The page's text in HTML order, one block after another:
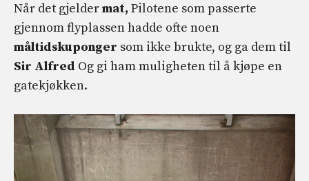
Når det gjeldermat, Pilotene som passerte
gjennom flyplassen hadde ofte noen
måltidskuponger som ikke brukte, og ga dem til
Sir Alfred Og gi ham muligheten til å kjøpe en
gatekjøkken.